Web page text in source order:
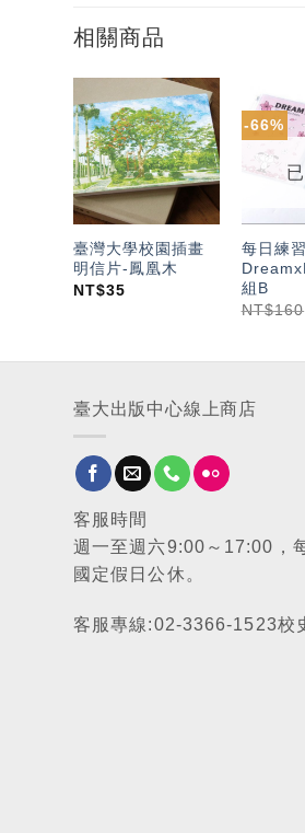
相關商品
加入
「願
望輕
單」
臺灣大學校園插畫
明信片-鳳凰木
NT$35
-66%
每日練
組B
NT$160
臺大出版中心線上商店
客服時間
週一至週六9:00～17:00，
國定假日公休。
客服專線:02-3366-1523校